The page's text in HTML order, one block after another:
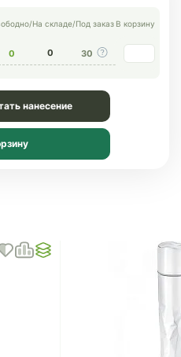
/На складе/Под заказ В корзину
0 0 30
нанесение